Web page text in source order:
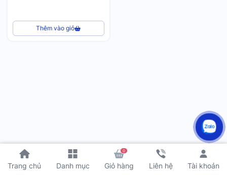
Trang chủ Danh mục
0
Giỏ hàng Liên hệ Tài khoản
Thêm vào giỏ